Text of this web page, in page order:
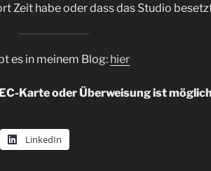
Zeit habe oder dass das Studio
es in meinem Blog: hier
Karte oder Überweisung ist
LinkedIn